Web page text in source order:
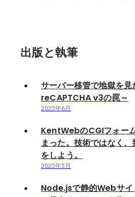
出版と執筆
サーバー移管で地獄を見
reCAPTCHA v3の罠～
2025年6月
KentWebのCGIフォー
まった。技術ではなく
をしよう。
2025年5月
Node.jsで静的Webサイ